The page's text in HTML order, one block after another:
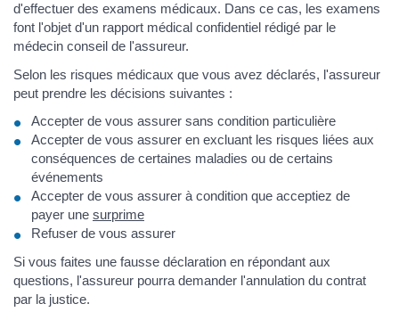
d'effectuer des examens médicaux. Dans ce cas, les examens
font l'objet d'un rapport médical confidentiel rédigé par le
médecin conseil de l'assureur.
Selon les risques médicaux que vous avez déclarés, l'assureur
peut prendre les décisions suivantes :
Accepter de vous assurer sans condition particulière
Accepter de vous assurer en excluant les risques liées aux
conséquences de certaines maladies ou de certains
événements
Accepter de vous assurer à condition que acceptiez de
payer une surprime
Refuser de vous assurer
Si vous faites une fausse déclaration en répondant aux
questions, l'assureur pourra demander l'annulation du contrat
par la justice.